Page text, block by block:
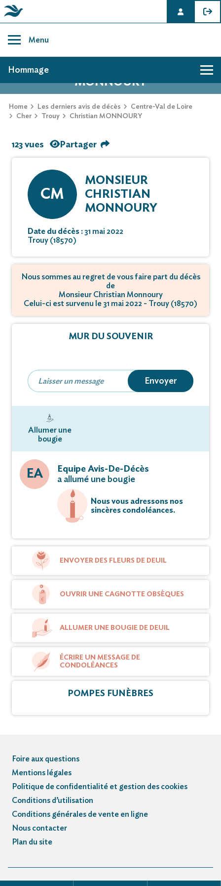
content
Menu
AVIS DE DÉCÈS DE CHRISTIAN
MONNOURY
Home Les derniers avis de décès
Centre-Val de Loire
Cher
Trouy Christian MONNOURY
Hommage
123 vues Partager
CM
MONSIEUR
CHRISTIAN
MONNOURY
Date du décès :31 mai 2022
Trouy (18570)
Nous sommes au regret de vous faire part du décès
de
Monsieur Christian Monnoury
Celui-ci est survenu le 31 mai 2022 - Trouy (18570)
MUR DU SOUVENIR
Envoyer
Allumer une
bougie
EA
Equipe Avis-De-Décès
a allumé une bougie
Nous vous adressons nos
sincères condoléances.
ENVOYER DES FLEURS DE DEUIL
OUVRIR UNE CAGNOTTE OBSÈQUES
ALLUMER UNE BOUGIE DE DEUIL
ÉCRIRE UN MESSAGE DE
CONDOLÉANCES
POMPES FUNÈBRES
Foire aux questions
Mentions légales
Politique de confidentialité et gestion des cookies
Conditions d’utilisation
Conditions générales de vente en ligne
Nous contacter
Plan du site